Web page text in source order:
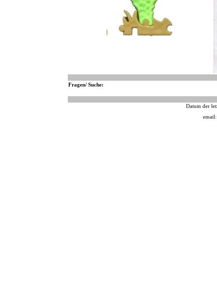
Fragen/ Suche:
Datum der